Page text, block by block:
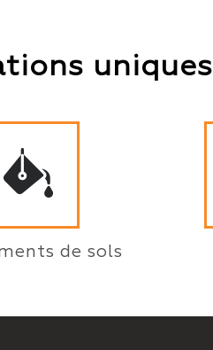
uniques
de sols